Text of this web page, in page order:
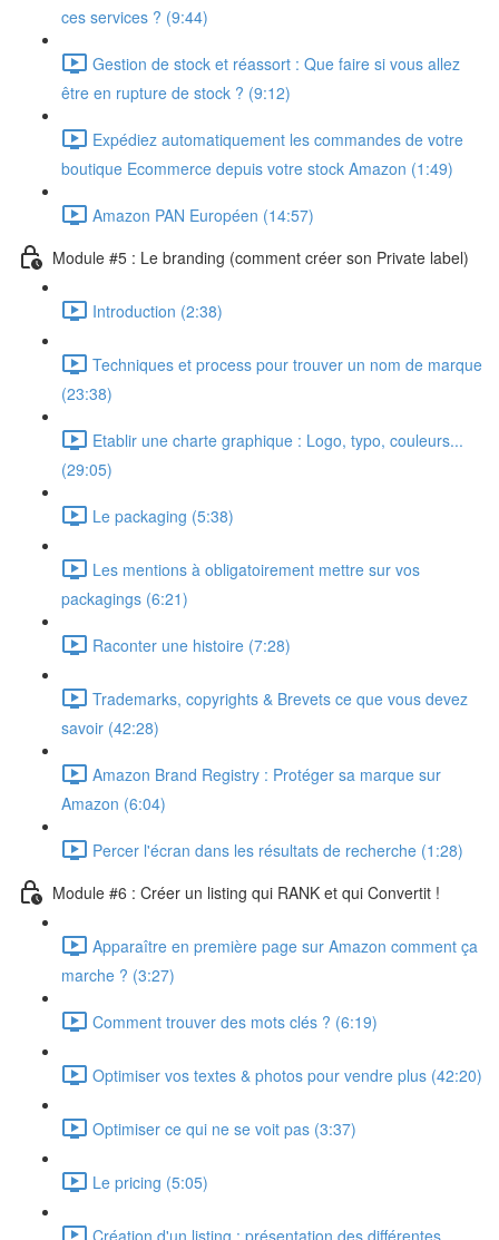
ces services ? (9:44)
Gestion de stock et réassort : Que faire si vous allez
être en rupture de stock ? (9:12)
Expédiez automatiquement les commandes de votre
boutique Ecommerce depuis votre stock Amazon (1:49)
Amazon PAN Européen (14:57)
Module #5 : Le branding (comment créer son Private label)
Introduction (2:38)
Techniques et process pour trouver un nom de marque
(23:38)
Etablir une charte graphique : Logo, typo, couleurs...
(29:05)
Le packaging (5:38)
Les mentions à obligatoirement mettre sur vos
packagings (6:21)
Raconter une histoire (7:28)
Trademarks, copyrights & Brevets ce que vous devez
savoir (42:28)
Amazon Brand Registry : Protéger sa marque sur
Amazon (6:04)
Percer l'écran dans les résultats de recherche (1:28)
Module #6 : Créer un listing qui RANK et qui Convertit !
Apparaître en première page sur Amazon comment ça
marche ? (3:27)
Comment trouver des mots clés ? (6:19)
Optimiser vos textes & photos pour vendre plus (42:20)
Optimiser ce qui ne se voit pas (3:37)
Le pricing (5:05)
Création d'un listing : présentation des différentes